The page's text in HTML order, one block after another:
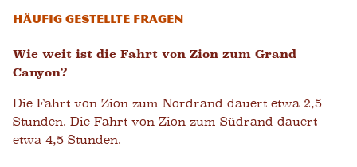
Häufig gestellte Fragen
Wie weit ist die Fahrt von Zion zum Grand
Canyon?
Die Fahrt von Zion zum Nordrand dauert etwa 2,5
Stunden. Die Fahrt von Zion zum Südrand dauert
etwa 4,5 Stunden.